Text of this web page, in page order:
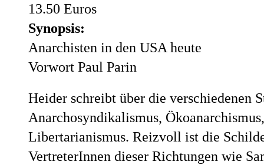
13.50 Euros
Synopsis:
Anarchisten in den USA heute
Vorwort Paul Parin
Heider schreibt über die verschiedenen
Anarchosyndikalismus,
Libertarianismus. Reizvoll ist die
VertreterInnen dieser Richtungen wie